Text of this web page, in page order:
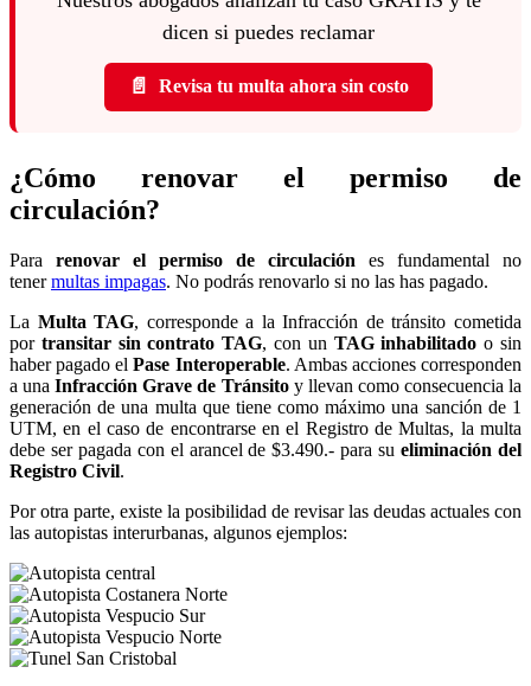
dicen si puedes reclamar
📄 Revisa tu multa ahora sin costo
¿Cómo renovar el permiso de
circulación?
Para renovar el permiso de circulación es fundamental no
tenermultas impagas. No podrás renovarlo si no las has pagado.
La Multa TAG, corresponde a la Infracción de tránsito cometida
por transitar sin contrato TAG, con un TAG inhabilitado o sin
haber pagado elPase Interoperable. Ambas acciones corresponden
a unaInfracción Grave de Tránsitoy llevan como consecuencia la
generación de una multa que tiene como máximo una sanción de 1
UTM, en el caso de encontrarse en el Registro de Multas, la multa
debe ser pagada con el arancel de $3.490.- para sueliminación del
Registro Civil.
Por otra parte, existe la posibilidad de revisar las deudas actuales con
las autopistas interurbanas, algunos ejemplos: